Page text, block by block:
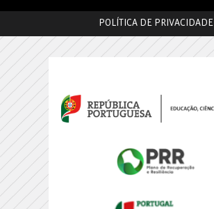
POLÍTICA DE PRIVACIDADE